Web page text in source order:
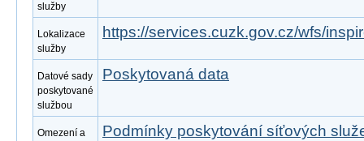
služby
Lokalizace
služby
https://services.cuzk.gov.cz/wfs/
Datové sady
poskytované
službou
Poskytovaná data
Omezení a
Podmínky poskytování síťových